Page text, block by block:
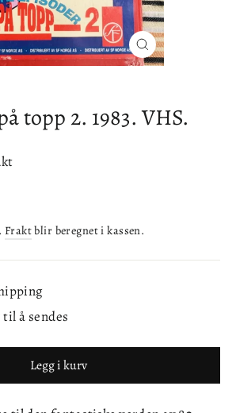
Lukke
(esc)
topp 2. 1983. VHS.
Fraktblir beregnet i kassen.
å sendes
Legg i kurv